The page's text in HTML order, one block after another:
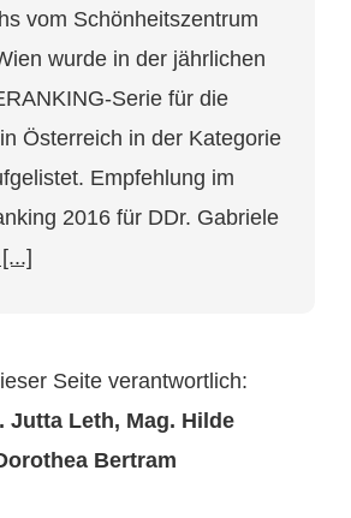
vom Schönheitszentrum
wurde in der jährlichen
Serie für die
Österreich in der Kategorie
Empfehlung im
2016 für DDr. Gabriele
[...]
Seite verantwortlich:
Jutta Leth, Mag. Hilde
Bertram